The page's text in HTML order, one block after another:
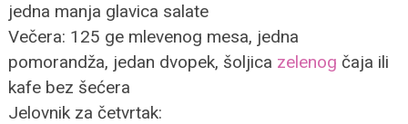
jedna manja glavica salate
Večera: 125 ge mlevenog mesa, jedna
pomorandža, jedan dvopek, šoljica zelenog čaja ili
kafe bez šećera
Jelovnik za četvrtak: